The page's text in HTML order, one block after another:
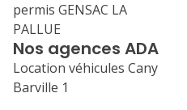
31
lu ma
Nos agences ADA
Location véhicules Cany
Barville 1
permis GENSAC LA
PALLUE